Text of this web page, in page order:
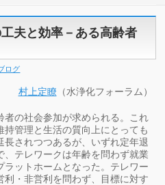
夫と効率－ある高齢者
ログ
村上定瞭 （水浄化フォーラム）
の社会参加が求められる。これ
管理と生活の質向上にとっても
されつつあるが、いずれ定年退
テレワークは年齢を問わず就業
ットホームとなった。テレワー
・非営利を問わず、目標に対す